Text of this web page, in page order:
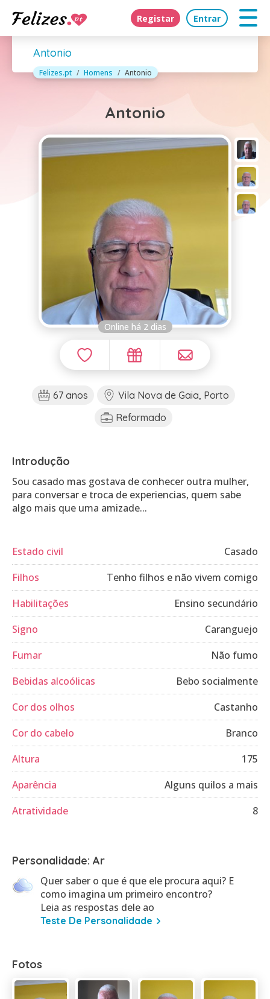
Registar Entrar
Antonio
Felizes.pt Homens Antonio
Antonio
Online há 2 dias
67 anos
Vila Nova de Gaia, Porto
Reformado
Introdução
Sou casado mas gostava de conhecer outra mulher,
para conversar e troca de experiencias, quem sabe
algo mais que uma amizade...
Estado civil
Casado
Filhos
Tenho filhos e não vivem comigo
Habilitações
Ensino secundário
Signo
Caranguejo
Fumar
Não fumo
Bebidas alcoólicas
Bebo socialmente
Cor dos olhos
Castanho
Cor do cabelo
Branco
Altura
175
Aparência
Alguns quilos a mais
Atratividade
8
Personalidade: Ar
Quer saber o que é que ele procura aqui? E
como imagina um primeiro encontro?
Leia as respostas dele ao
Teste De Personalidade
Fotos